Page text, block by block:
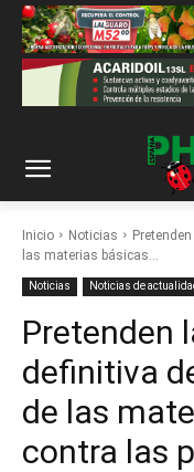
Inicio Noticias
las materias básicas...
Noticias Noticias de
Pretenden
definitiva
de las
contra las